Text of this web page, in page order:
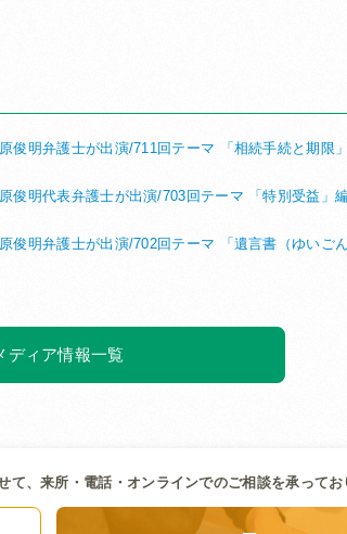
俊明弁護士が出演/711回テーマ 「相続手続と期限
俊明代表弁護士が出演/703回テーマ 「特別受益」
俊明弁護士が出演/702回テーマ 「遺言書（ゆいご
ディア情報一覧
、来所・電話・オンラインでのご相談を承ってお